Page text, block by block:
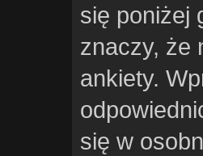
się poniżej
znaczy, że
ankiety.
się w